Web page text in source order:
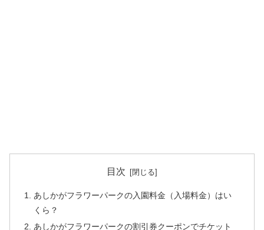
目次
あしかがフラワーパークの入園料金（入場料金）はい
くら？
あしかがフラワーパークの割引券クーポンでチケット